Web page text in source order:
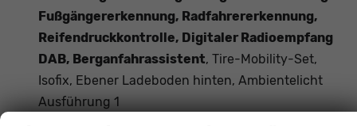
Fußgängererkennung, Radfahrererkennung,
Reifendruckkontrolle, Digitaler Radioempfang
DAB, Berganfahrassistent, Tire-Mobility-Set,
Isofix, Ebener Ladeboden hinten, Ambientelicht
Ausführung 1